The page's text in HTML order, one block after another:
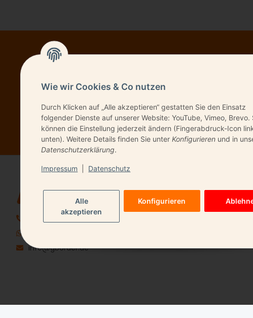
Bitte senden Sie mir
06196 9491720
info@gborder.de
Kontakt
Wie wir Cookies & Co nutzen
Durch Klicken auf „Alle akzeptieren“ gestatten Sie den Einsatz
folgender Dienste auf unserer Website: YouTube, Vimeo, Brevo.
können die Einstellung jederzeit ändern (Fingerabdruck-Icon
unten). Weitere Details finden Sie unterKonfigurieren und in
Datenschutzerklärung.
Impressum Datenschutz
Alle
akzeptieren
Konfigurieren